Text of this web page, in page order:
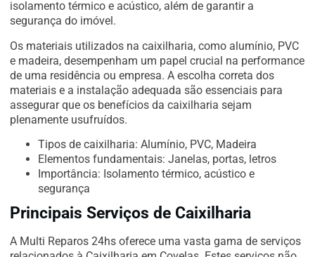
isolamento térmico e acústico, além de garantir a
segurança do imóvel.
Os materiais utilizados na caixilharia, como alumínio, PVC
e madeira, desempenham um papel crucial na performance
de uma residência ou empresa. A escolha correta dos
materiais e a instalação adequada são essenciais para
assegurar que os benefícios da caixilharia sejam
plenamente usufruídos.
Tipos de caixilharia: Alumínio, PVC, Madeira
Elementos fundamentais: Janelas, portas, letros
Importância: Isolamento térmico, acústico e
segurança
Principais Serviços de Caixilharia
A Multi Reparos 24hs oferece uma vasta gama de serviços